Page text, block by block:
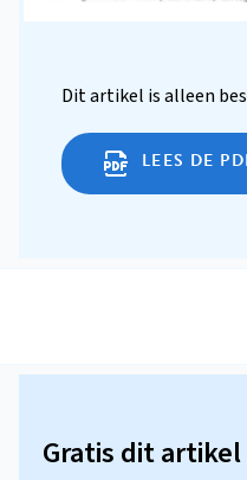
Dit artikel is alleen
LEES DE
Gratis dit artikel